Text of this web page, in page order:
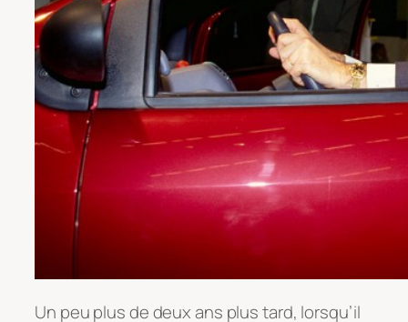
Un peu plus de deux ans plus tard, lorsqu’il